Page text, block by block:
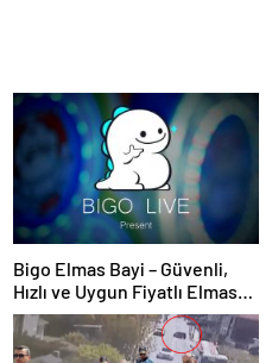
Bigo Elmas Bayi – Güvenli,
Hızlı ve Uygun Fiyatlı Elmas
Satın Almanın Yeni Adresi